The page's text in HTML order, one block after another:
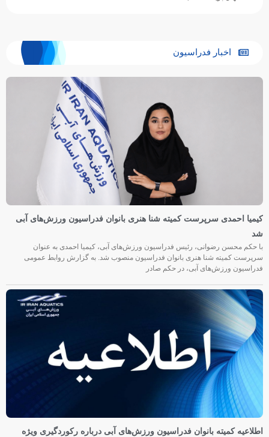
اخبار فدراسیون
کیمیا احمدی سرپرست کمیته شنا هنری بانوان فدراسیون ورزش‌های آبی
شد
با حکم محسن رضوانی، رئیس فدراسیون ورزش‌های آبی، کیمیا احمدی به عنوان
سرپرست کمیته شنا هنری بانوان فدراسیون منصوب شد. به گزارش روابط عمومی
فدراسیون ورزش‌های آبی، در حکم صادر
اطلاعیه کمیته بانوان فدراسیون ورزش‌های آبی درباره رکوردگیری ویژه